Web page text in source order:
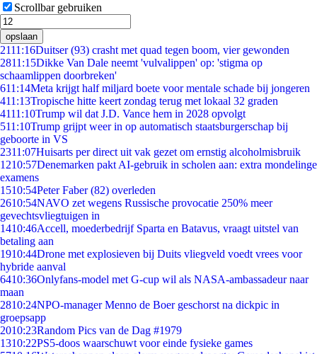
Scrollbar gebruiken
opslaan
2111:16Duitser (93) crasht met quad tegen boom, vier gewonden
2811:15Dikke Van Dale neemt 'vulvalippen' op: 'stigma op
schaamlippen doorbreken'
611:14Meta krijgt half miljard boete voor mentale schade bij jongeren
411:13Tropische hitte keert zondag terug met lokaal 32 graden
4111:10Trump wil dat J.D. Vance hem in 2028 opvolgt
511:10Trump grijpt weer in op automatisch staatsburgerschap bij
geboorte in VS
2311:07Huisarts per direct uit vak gezet om ernstig alcoholmisbruik
1210:57Denemarken pakt AI-gebruik in scholen aan: extra mondelinge
examens
1510:54Peter Faber (82) overleden
2610:54NAVO zet wegens Russische provocatie 250% meer
gevechtsvliegtuigen in
1410:46Accell, moederbedrijf Sparta en Batavus, vraagt uitstel van
betaling aan
1910:44Drone met explosieven bij Duits vliegveld voedt vrees voor
hybride aanval
6410:36Onlyfans-model met G-cup wil als NASA-ambassadeur naar
maan
2810:24NPO-manager Menno de Boer geschorst na dickpic in
groepsapp
2010:23Random Pics van de Dag #1979
1310:22PS5-doos waarschuwt voor einde fysieke games